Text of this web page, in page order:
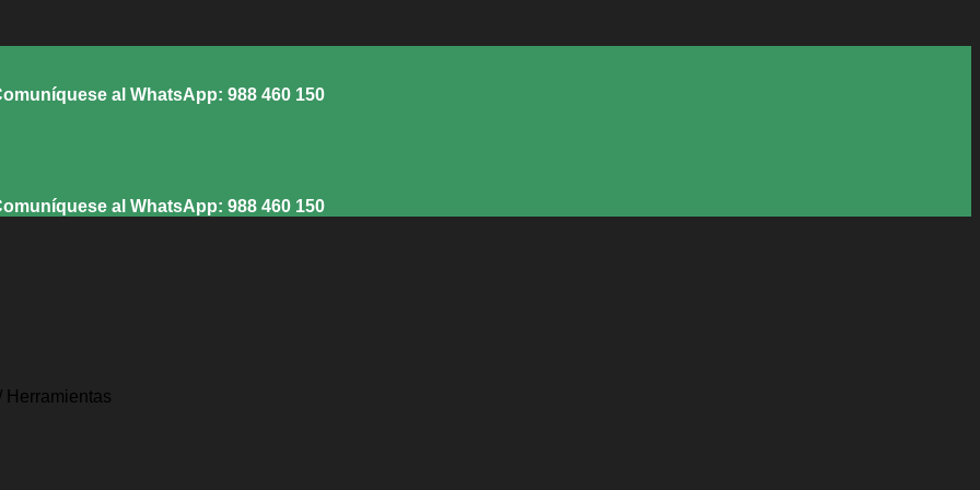
al WhatsApp: 988 460 150
al WhatsApp: 988 460 150
/ Herramientas